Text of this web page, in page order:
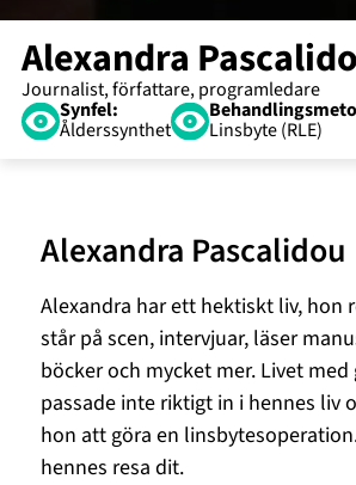
Alexandra
Synfel:
Ålderssynthet Linsbyte (RLE)
Alexandra Pascalidou
Alexandra har ett hektiskt liv, hon
står på scen, intervjuar, läser
böcker och mycket mer. Livet med
passade inte riktigt in i hennes liv
hon att göra en
hennes resa dit.